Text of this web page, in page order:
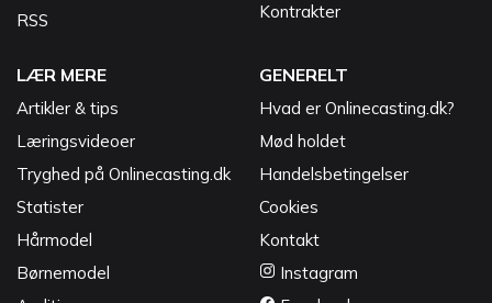
RSS
Kontrakter
LÆR MERE
Artikler & tips
Læringsvideoer
Tryghed på Onlinecasting.dk
Statister
Hårmodel
Børnemodel
GENERELT
Hvad er Onlinecasting.dk?
Mød holdet
Handelsbetingelser
Cookies
Kontakt
Instagram